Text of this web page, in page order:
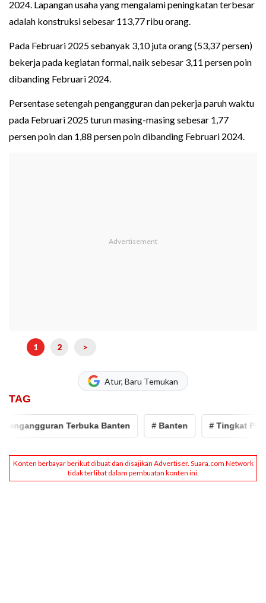
2024. Lapangan usaha yang mengalami peningkatan terbesar
adalah konstruksi sebesar 113,77 ribu orang.
Pada Februari 2025 sebanyak 3,10 juta orang (53,37 persen)
bekerja pada kegiatan formal, naik sebesar 3,11 persen poin
dibanding Februari 2024.
Persentase setengah pengangguran dan pekerja paruh waktu
pada Februari 2025 turun masing-masing sebesar 1,77
persen poin dan 1,88 persen poin dibanding Februari 2024.
1 2 >
Atur, Baru Temukan
TAG
Terbuka Banten # Banten # Tingkat